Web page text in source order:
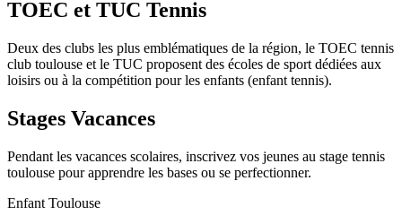
TOEC et TUC Tennis
Deux des clubs les plus emblématiques de la région, le TOEC tennis
club toulouse et le TUC proposent des écoles de sport dédiées aux
loisirs ou à la compétition pour les enfants (enfant tennis).
Stages Vacances
Pendant les vacances scolaires, inscrivez vos jeunes au stage tennis
toulouse pour apprendre les bases ou se perfectionner.
Enfant Toulouse